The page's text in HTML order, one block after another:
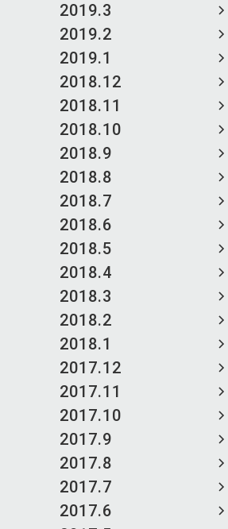
2019.3
2019.2
2019.1
2018.12
2018.11
2018.10
2018.9
2018.8
2018.7
2018.6
2018.5
2018.4
2018.3
2018.2
2018.1
2017.12
2017.11
2017.10
2017.9
2017.8
2017.7
2017.6